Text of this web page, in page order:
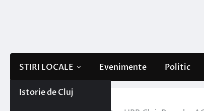
STIRI LOCALE
Istorie de Cluj
Evenimente Politic
Stiri locale